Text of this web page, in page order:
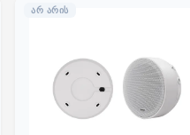
ᲐᲠ ᲐᲠᲘᲡ